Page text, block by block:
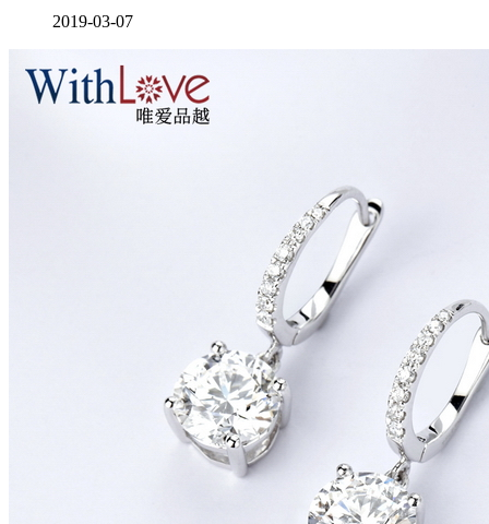
2019-03-07